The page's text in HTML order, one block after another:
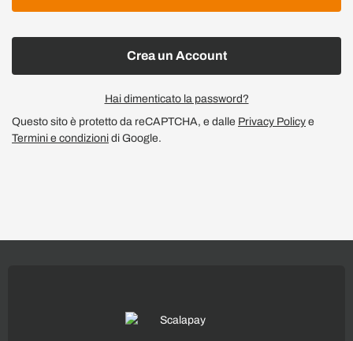
Crea un Account
Hai dimenticato la password?
Questo sito è protetto da reCAPTCHA, e dalle Privacy Policy e
Termini e condizioni di Google.